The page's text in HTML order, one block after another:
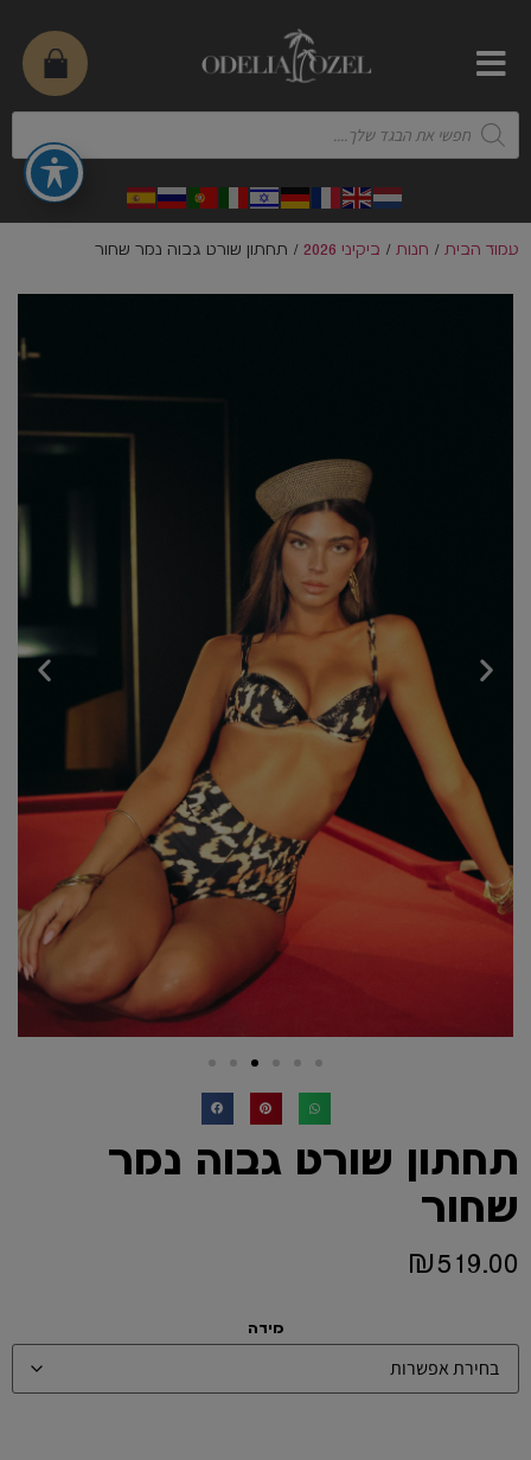
עמוד הבית / חנות / ביקיני 2026 / תחתון שורט גבוה נמר שחור
תחתון שורט גבוה נמר
שחור
₪519.00
מידה